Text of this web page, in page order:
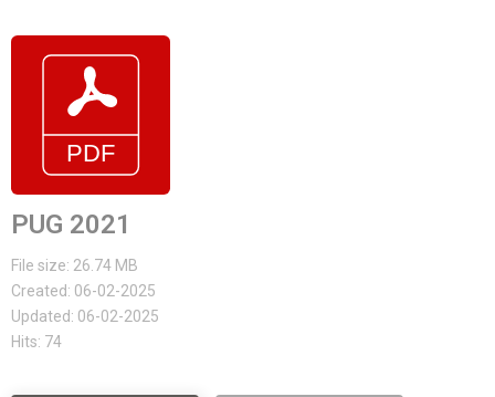
PUG 2021
File size: 26.74 MB
Created: 06-02-2025
Updated: 06-02-2025
Hits: 74